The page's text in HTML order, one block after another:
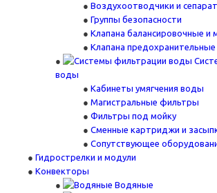
Воздухоотводчики и
Группы безопасности
Клапана балансировочные и
Клапана предохранительные
воды
Кабинеты умягчения воды
Магистральные фильтры
Фильтры под мойку
Сменные картриджи и
Сопутствующее
Гидрострелки и модули
Конвекторы
Водяные